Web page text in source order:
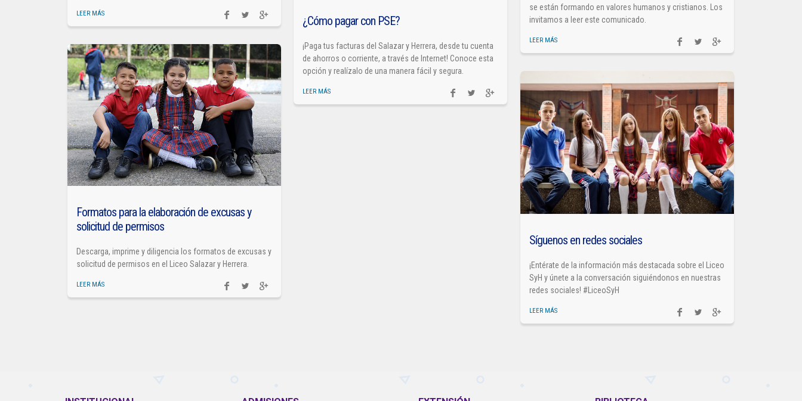
se están formando en valores humanos y cristianos. Los
invitamos a leer este comunicado.
LEER MÁS
LEER MÁS
¿Cómo pagar con PSE?
¡Paga tus facturas del Salazar y Herrera, desde tu cuenta
de ahorros o corriente, a través de Internet! Conoce esta
opción y realízalo de una manera fácil y segura.
LEER MÁS
Formatos para la elaboración de excusas y
solicitud de permisos
Descarga, imprime y diligencia los formatos de excusas y
solicitud de permisos en el Liceo Salazar y Herrera.
LEER MÁS
Síguenos en redes sociales
¡Entérate de la información más destacada sobre el Liceo
SyH y únete a la conversación siguiéndonos en nuestras
redes sociales! #LiceoSyH
LEER MÁS